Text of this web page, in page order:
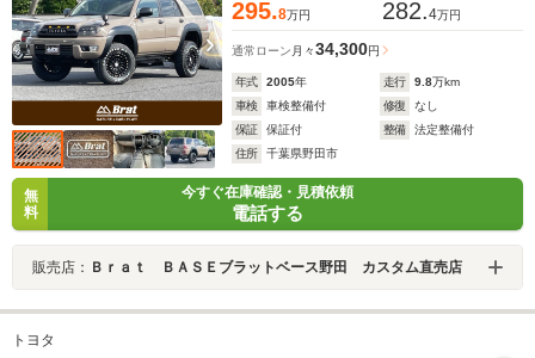
295.8万円 282.4万円
通常ローン 月々34,300円
年式 2005年 走行 9.8万km
車検
車検整備付 修復
なし
保証
保証付 整備
法定整備付
住所
千葉県野田市
無
料
今すぐ在庫確認・見積依頼
電話する
販売店： Ｂｒａｔ ＢＡＳＥブラットベース野田 カスタム直売店
トヨタ